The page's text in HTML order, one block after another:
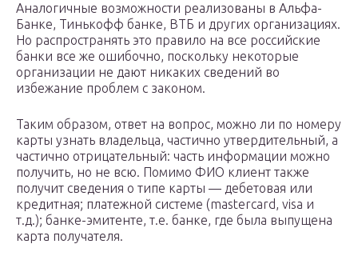
Аналогичные возможности реализованы в Альфа-
Банке, Тинькофф банке, ВТБ и других организациях.
Но распространять это правило на все российские
банки все же ошибочно, поскольку некоторые
организации не дают никаких сведений во
избежание проблем с законом.
Таким образом, ответ на вопрос, можно ли по номеру
карты узнать владельца, частично утвердительный, а
частично отрицательный: часть информации можно
получить, но не всю. Помимо ФИО клиент также
получит сведения о типе карты — дебетовая или
кредитная; платежной системе (mastercard, visa и
т.д.); банке-эмитенте, т.е. банке, где была выпущена
карта получателя.